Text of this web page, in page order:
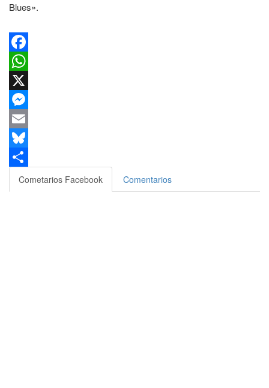
Blues».
Facebook
WhatsApp
X
Messenger
Email
Bluesky
Compartir
Cometarios Facebook Comentarios